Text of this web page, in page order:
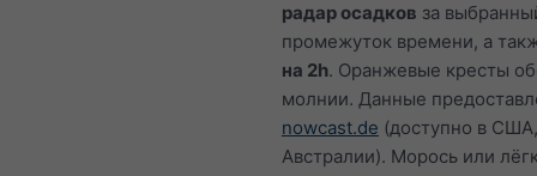
радар осадков за
промежуток времени, а
на 2h. Оранжевые кресты
молнии. Данные
nowcast.de (доступно в
Австралии). Морось или